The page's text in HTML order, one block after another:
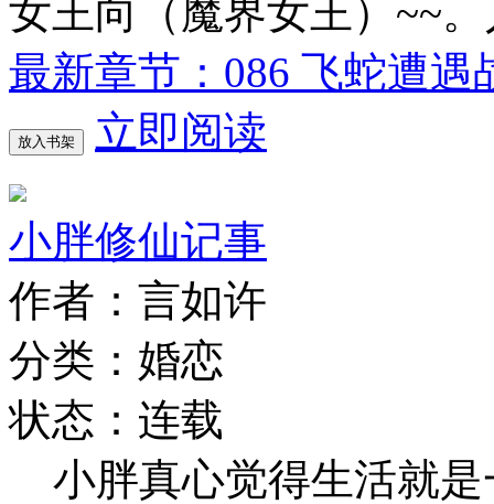
女王向（魔界女王）~~
最新章节：086 飞蛇遭遇
放入书架 立即阅读
小胖修仙记事
作者：言如许
分类：婚恋
状态：连载
小胖真心觉得生活就是